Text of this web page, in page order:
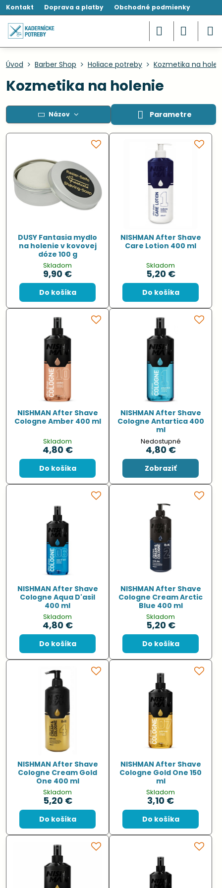
Kontakt Doprava a platby Obchodné podmienky
Úvod Barber Shop Holiace potreby Kozmetika na
Kozmetika na holenie
Názov Parametre
DUSY Fantasia mydlo
na holenie v kovovej
dóze 100 g
Skladom
9,90 €
Do košíka
NISHMAN After Shave
Care Lotion 400 ml
Skladom
5,20 €
Do košíka
NISHMAN After Shave
Cologne Amber 400 ml
Skladom
4,80 €
Do košíka
NISHMAN After Shave
Cologne Antartica 400
ml
Nedostupné
4,80 €
Zobraziť
NISHMAN After Shave
Cologne Aqua D'asil
400 ml
Skladom
4,80 €
Do košíka
NISHMAN After Shave
Cologne Cream Arctic
Blue 400 ml
Skladom
5,20 €
Do košíka
NISHMAN After Shave
Cologne Cream Gold
One 400 ml
Skladom
5,20 €
Do košíka
NISHMAN After Shave
Cologne Gold One 150
ml
Skladom
3,10 €
Do košíka